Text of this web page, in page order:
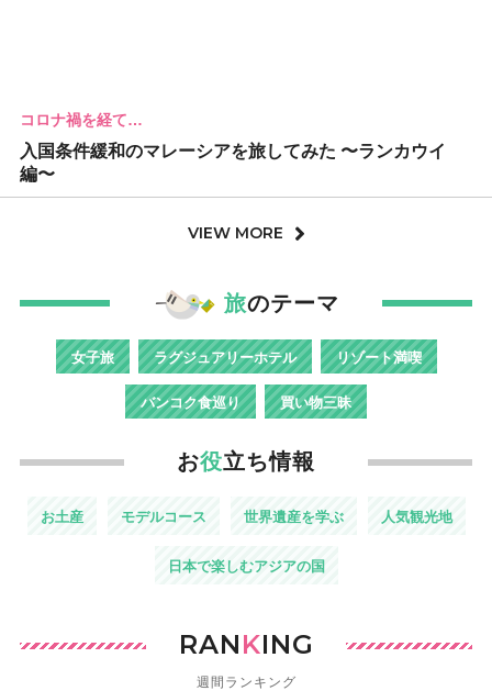
コロナ禍を経て…
入国条件緩和のマレーシアを旅してみた 〜ランカウイ
編〜
VIEW MORE
旅のテーマ
女子旅 ラグジュアリーホテル リゾート満喫
バンコク食巡り 買い物三昧
お役立ち情報
お土産 モデルコース 世界遺産を学ぶ 人気観光地
日本で楽しむアジアの国
RANKING
週間ランキング